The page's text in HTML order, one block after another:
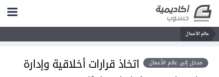
عالم الأعمال
مدخل إلى عالم الأعمال
اتخاذ قرارات أخلاقية وإدارة